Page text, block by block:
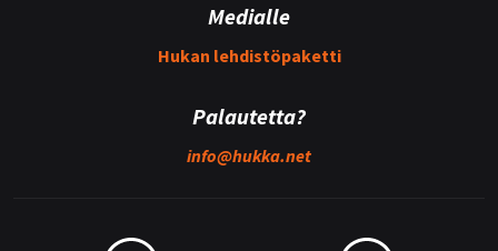
Medialle
Hukan lehdistöpaketti
Palautetta?
info@hukka.net